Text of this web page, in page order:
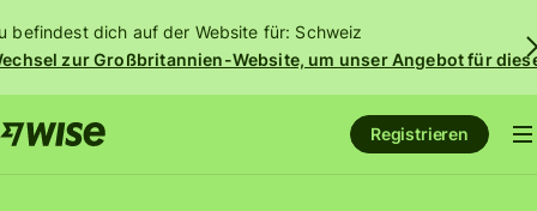
befindest dich auf der Website für: Schweiz
zur Großbritannien-Website, um unser Angebot für
Registrieren